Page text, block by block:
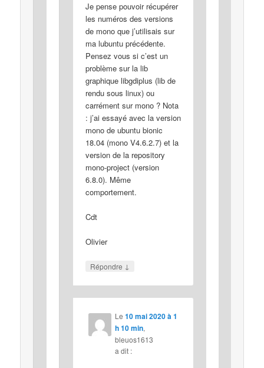
Je pense pouvoir récupérer
les numéros des versions
de mono que j’utilisais sur
ma lubuntu précédente.
Pensez vous si c’est un
problème sur la lib
graphique libgdiplus (lib de
rendu sous linux) ou
carrément sur mono ? Nota
: j’ai essayé avec la version
mono de ubuntu bionic
18.04 (mono V4.6.2.7) et la
version de la repository
mono-project (version
6.8.0). Même
comportement.
Cdt
Olivier
Répondre ↓
Le 10 mai 2020 à 1
h 10 min,
bleuos1613
a dit :